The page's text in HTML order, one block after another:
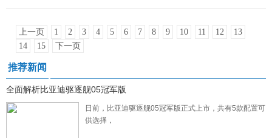
上一页 1 2 3 4 5 6 7 8 9 10 11 12
13
14
15 下一页
推荐新闻
全面解析比亚迪驱逐舰05冠军版
日前，比亚迪驱逐舰05冠军版正式上市，共有5款配置可
供选择，